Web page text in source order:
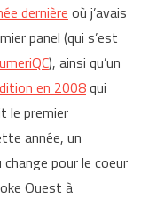
dernière où j’avais
panel (qui s’est
), ainsi qu’un
en 2008qui
le premier
année, un
pour le coeur
Ouest à